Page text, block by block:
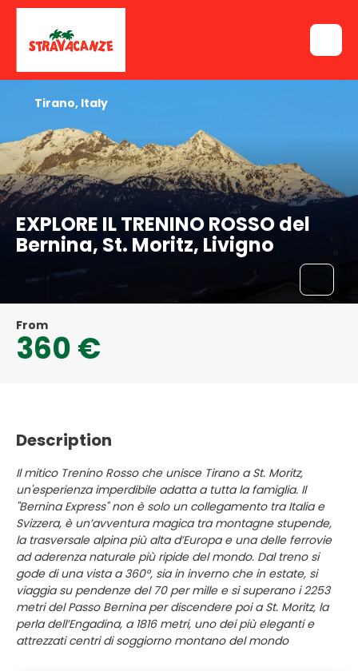
EXPLORE IL TRENINO ROSSO del
Bernina, St. Moritz, Livigno
Tirano, Italy
From
360 €
Description
Il mitico Trenino Rosso che unisce Tirano a St. Moritz,
un'esperienza imperdibile adatta a tutta la famiglia. Il
"Bernina Express" non è solo un collegamento tra Italia e
Svizzera, è un’avventura magica tra montagne stupende,
la trasversale alpina più alta d’Europa e una delle ferrovie
ad aderenza naturale più ripide del mondo. Dal treno si
gode di una vista a 360°, sia in inverno che in estate, si
viaggia su pendenze del 70 per mille e si superano i 2253
metri del Passo Bernina per discendere poi a St. Moritz, la
perla dell’Engadina, a 1816 metri, uno dei più eleganti e
attrezzati centri di soggiorno montano del mondo